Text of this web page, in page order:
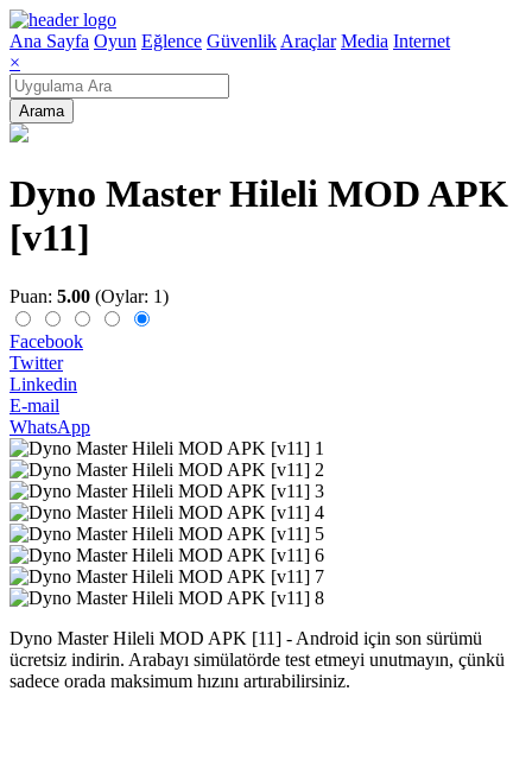
Ana Sayfa Oyun Eğlence Güvenlik Araçlar Media Internet
×
Arama
Dyno Master Hileli MOD APK
[v11]
Puan: 5.00 (Oylar: 1)
Facebook
Twitter
Linkedin
E-mail
WhatsApp
Dyno Master Hileli MOD APK [11] - Android için son sürümü
ücretsiz indirin. Arabayı simülatörde test etmeyi unutmayın, çünkü
sadece orada maksimum hızını artırabilirsiniz.